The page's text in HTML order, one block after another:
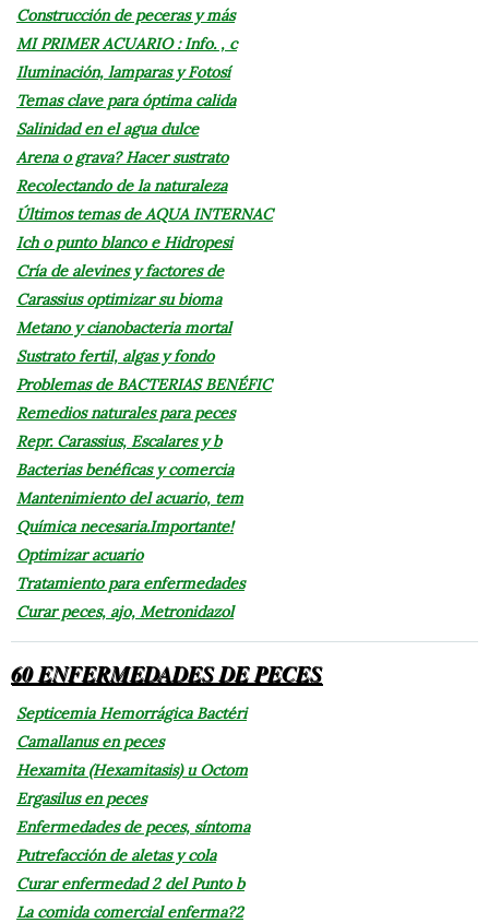
Construcción de peceras y más
MI PRIMER ACUARIO : Info. , c
Iluminación, lamparas y Fotosí
Temas clave para óptima calida
Salinidad en el agua dulce
Arena o grava? Hacer sustrato
Recolectando de la naturaleza
Últimos temas de AQUA INTERNAC
Ich o punto blanco e Hidropesi
Cría de alevines y factores de
Carassius optimizar su bioma
Metano y cianobacteria mortal
Sustrato fertil, algas y fondo
Problemas de BACTERIAS BENÉFIC
Remedios naturales para peces
Repr. Carassius, Escalares y b
Bacterias benéficas y comercia
Mantenimiento del acuario, tem
Química necesaria.Importante!
Optimizar acuario
Tratamiento para enfermedades
Curar peces, ajo, Metronidazol
60 ENFERMEDADES DE PECES
Septicemia Hemorrágica Bactéri
Camallanus en peces
Hexamita (Hexamitasis) u Octom
Ergasilus en peces
Enfermedades de peces, síntoma
Putrefacción de aletas y cola
Curar enfermedad 2 del Punto b
La comida comercial enferma?2